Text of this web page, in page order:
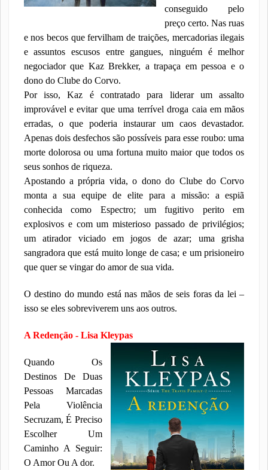
conseguido pelo
preço certo. Nas ruas
e nos becos que fervilham de traições, mercadorias ilegais
e assuntos escusos entre gangues, ninguém é melhor
negociador que Kaz Brekker, a trapaça em pessoa e o
dono do Clube do Corvo.
Por isso, Kaz é contratado para liderar um assalto
improvável e evitar que uma terrível droga caia em mãos
erradas, o que poderia instaurar um caos devastador.
Apenas dois desfechos são possíveis para esse roubo: uma
morte dolorosa ou uma fortuna muito maior que todos os
seus sonhos de riqueza.
Apostando a própria vida, o dono do Clube do Corvo
monta a sua equipe de elite para a missão: a espiã
conhecida como Espectro; um fugitivo perito em
explosivos e com um misterioso passado de privilégios;
um atirador viciado em jogos de azar; uma grisha
sangradora que está muito longe de casa; e um prisioneiro
que quer se vingar do amor de sua vida.
O destino do mundo está nas mãos de seis foras da lei –
isso se eles sobreviverem uns aos outros.
A Redenção - Lisa Kleypas
Quando Os
Destinos De Duas
Pessoas Marcadas
Pela Violência
Secruzam, É Preciso
Escolher Um
Caminho A Seguir:
O Amor Ou A dor.